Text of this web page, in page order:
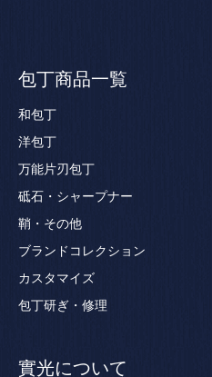
包丁商品一覧
和包丁
洋包丁
万能片刃包丁
砥石・シャープナー
鞘・その他
ブランドコレクション
カスタマイズ
包丁研ぎ・修理
實光について